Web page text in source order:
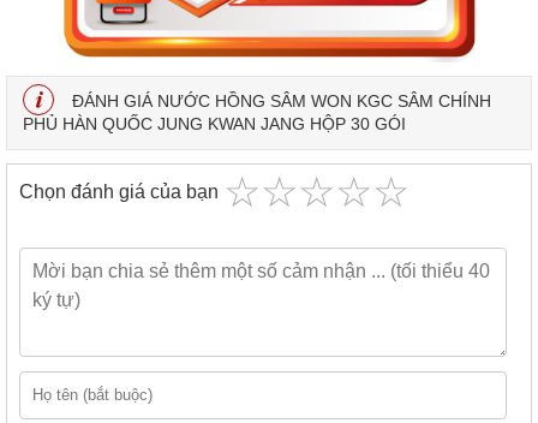
ĐÁNH GIÁ NƯỚC HỒNG SÂM WON KGC SÂM CHÍNH
PHỦ HÀN QUỐC JUNG KWAN JANG HỘP 30 GÓI
Chọn đánh giá của bạn ☆☆☆☆☆
★★★★★